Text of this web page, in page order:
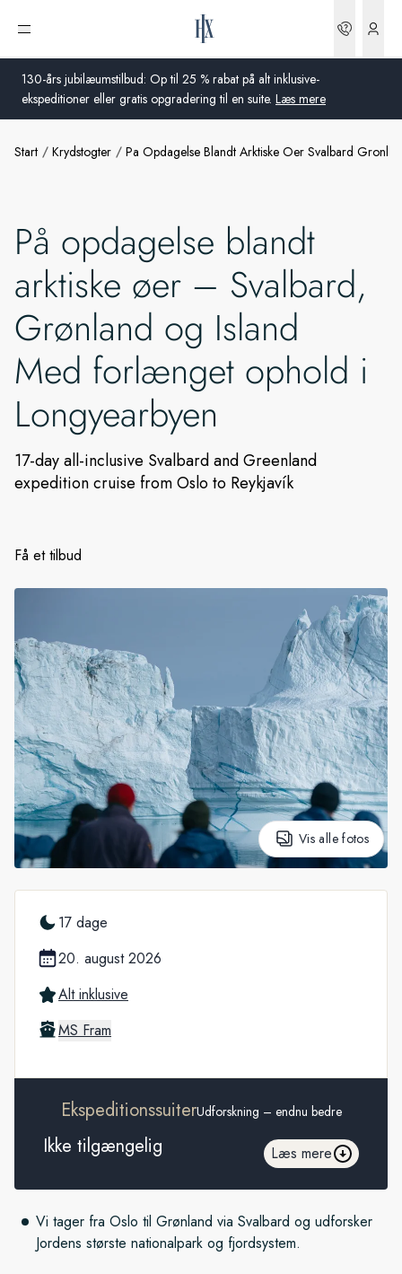
130-års jubilæumstilbud: Op til 25 % rabat på alt inklusive-
ekspeditioner eller gratis opgradering til en suite. Læs mere
Åbn menu
Storbritannien
USA
Tyskland
Schweiz
Danmark
Global
Start Krydstogter Pa Opdagelse Blandt Arktiske Oer Svalbard
På opdagelse blandt
arktiske øer – Svalbard,
Grønland og Island
Med forlænget ophold i
Longyearbyen
17-day all-inclusive Svalbard and Greenland
expedition cruise from Oslo to Reykjavík
Få et tilbud
Vis alle fotos
Vi tager fra Oslo til Grønland via Svalbard og udforsker
Jordens største nationalpark og fjordsystem.
17 dage
20. august 2026
Alt inklusive
MS Fram
EkspeditionssuiterUdforskning – endnu bedre
Ikke tilgængelig Læs mere